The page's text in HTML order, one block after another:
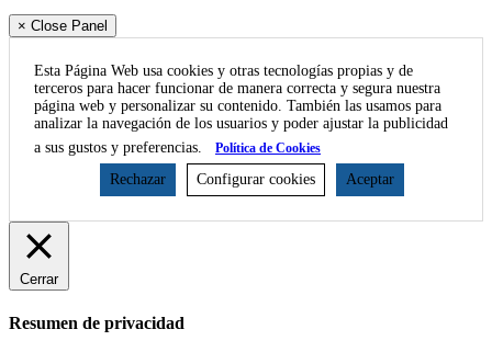
× Close Panel
Esta Página Web usa cookies y otras tecnologías propias y de
terceros para hacer funcionar de manera correcta y segura nuestra
página web y personalizar su contenido. También las usamos para
analizar la navegación de los usuarios y poder ajustar la publicidad
a sus gustos y preferencias.
Política de Cookies
Rechazar Configurar cookies Aceptar
Cerrar
Resumen de privacidad